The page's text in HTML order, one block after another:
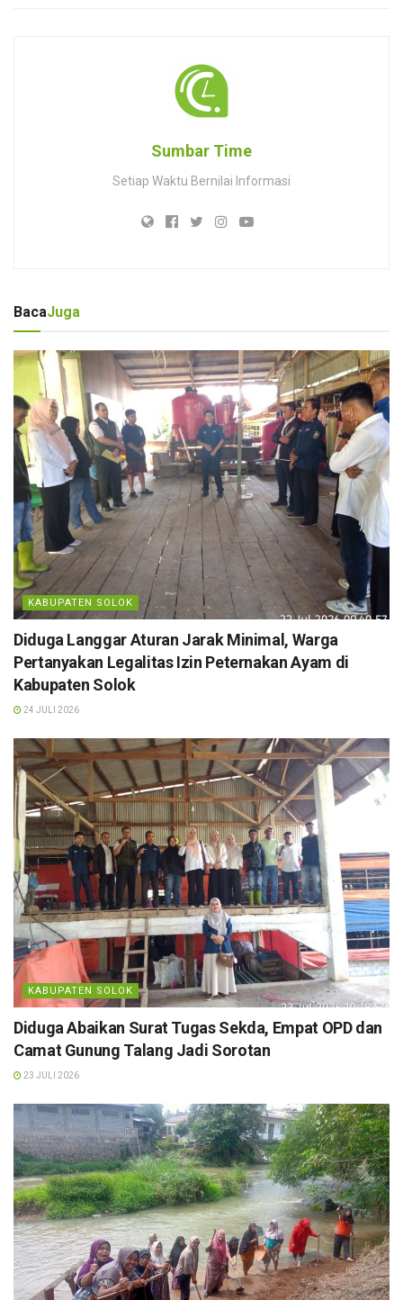
Sumbar Time
Setiap Waktu Bernilai Informasi
BacaJuga
KABUPATEN SOLOK
Diduga Langgar Aturan Jarak Minimal, Warga
Pertanyakan Legalitas Izin Peternakan Ayam di
Kabupaten Solok
24 JULI 2026
KABUPATEN SOLOK
Diduga Abaikan Surat Tugas Sekda, Empat OPD dan
Camat Gunung Talang Jadi Sorotan
23 JULI 2026